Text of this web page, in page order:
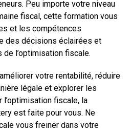
Peu importe votre niveau
fiscal, cette formation vous
et les compétences
des décisions éclairées et
l’optimisation fiscale.
votre rentabilité, réduire
légale et explorer les
fiscale, la
est faite pour vous. Ne
vous freiner dans votre